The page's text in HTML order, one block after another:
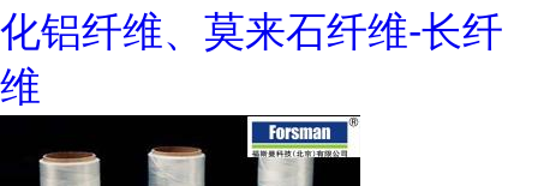
化铝纤维、莫来石纤维-长纤
维